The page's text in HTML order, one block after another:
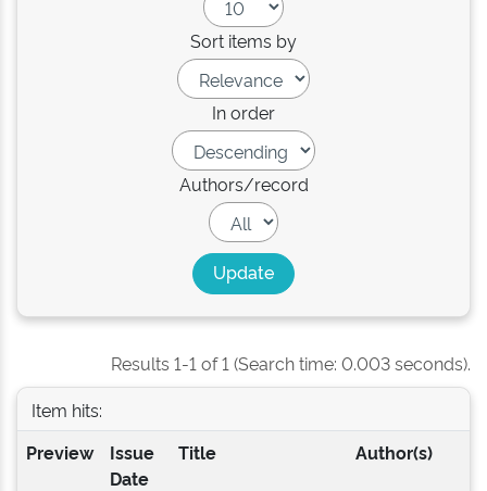
Sort items by
In order
Authors/record
Results 1-1 of 1 (Search time: 0.003 seconds).
Item hits:
Preview
Issue
Date
Title Author(s)